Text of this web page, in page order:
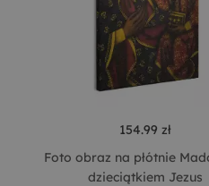
154.99 zł
Foto obraz na płótnie
dzieciątkiem Jezus